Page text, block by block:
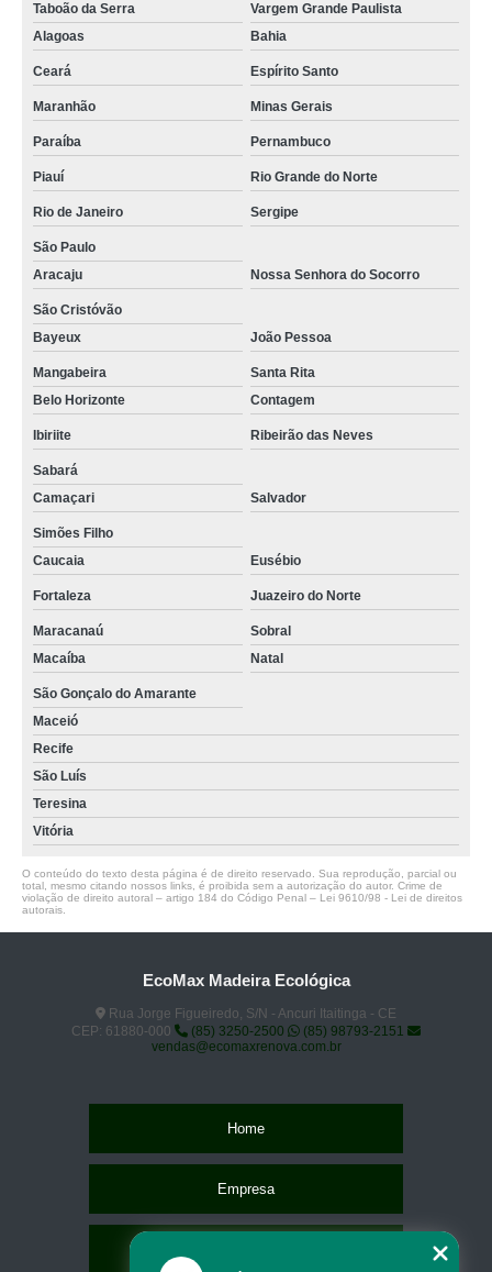
Taboão da Serra
Vargem Grande Paulista
Alagoas
Bahia
Ceará Espírito Santo
Maranhão Minas Gerais
Paraíba Pernambuco
Piauí Rio Grande do Norte
Rio de Janeiro Sergipe
São Paulo
Aracaju
Nossa Senhora do Socorro
São Cristóvão
Bayeux
João Pessoa
Mangabeira
Santa Rita
Belo Horizonte
Contagem
Ibiriite Ribeirão das Neves
Sabará
Camaçari
Salvador
Simões Filho
Caucaia
Eusébio
Fortaleza Juazeiro do Norte
Maracanaú
Sobral
Macaíba
Natal
São Gonçalo do Amarante
Maceió
Recife
São Luís
Teresina
Vitória
O conteúdo do texto desta página é de direito reservado. Sua reprodução, parcial ou
total, mesmo citando nossos links, é proibida sem a autorização do autor. Crime de
violação de direito autoral – artigo 184 do Código Penal – Lei 9610/98 - Lei de direitos
autorais
EcoMax Madeira Ecológica
Rua Jorge Figueiredo, S/N - Ancuri Itaitinga - CE
CEP: 61880-000
(85) 3250-2500
(85) 98793-2151
vendas@ecomaxrenova.com.br
Home
Empresa